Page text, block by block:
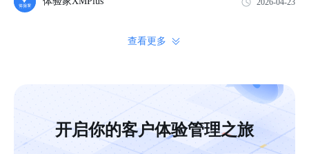
2026-04-23
查看更多
开启你的客户体验管理之旅